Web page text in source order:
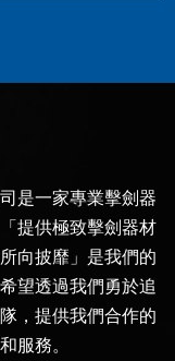
是一家專業擊劍器
提供極致擊劍器材
向披靡」是我們的
望透過我們勇於追
，提供我們合作的
服務。